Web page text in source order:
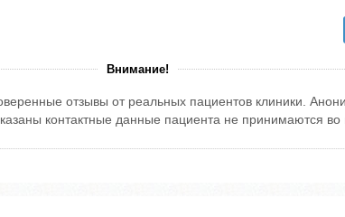
Внимание!
отзывы от реальных пациентов клиники.
контактные данные пациента не принимаются